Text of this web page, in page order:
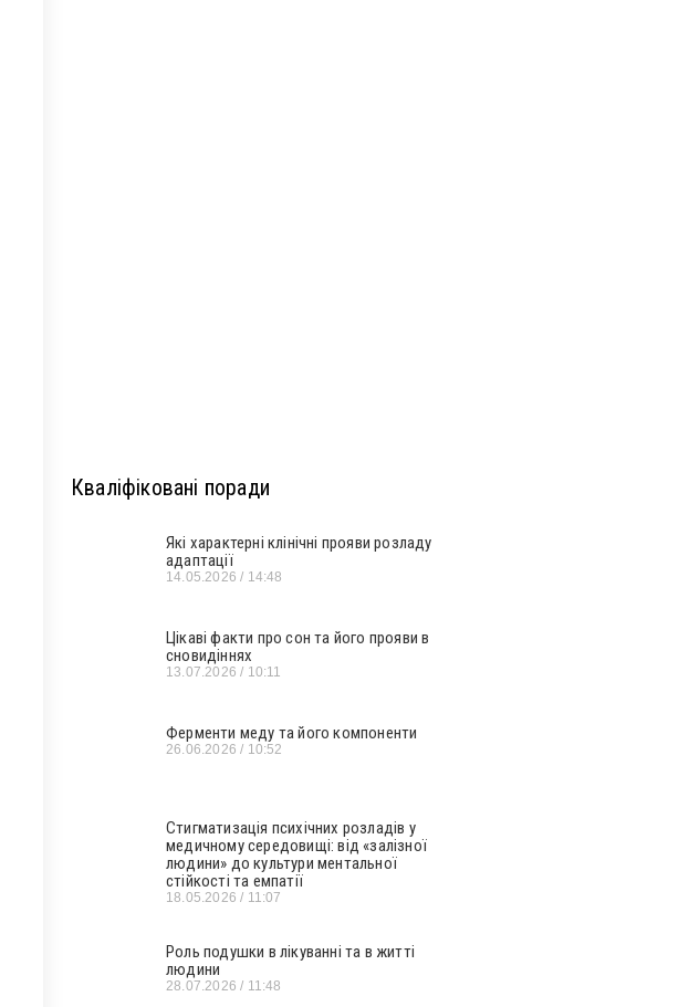
Кваліфіковані поради
Які характерні клінічні прояви розладу
адаптації
14.05.2026 14:48
Цікаві факти про сон та його прояви в
сновидіннях
13.07.2026 10:11
Ферменти меду та його компоненти
26.06.2026 10:52
Стигматизація психічних розладів у
медичному середовищі: від «залізної
людини» до культури ментальної
стійкості та емпатії
18.05.2026 11:07
Роль подушки в лікуванні та в житті
людини
28.07.2026 11:48